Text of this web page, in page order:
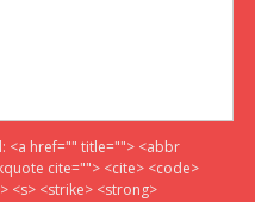
<a href="" title=""> <abbr
cite=""> <cite> <code>
<s> <strike> <strong>